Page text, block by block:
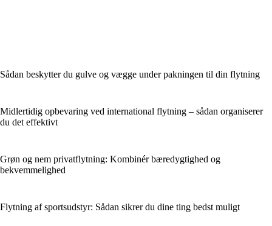
Sådan beskytter du gulve og vægge under pakningen til din flytning
Midlertidig opbevaring ved international flytning – sådan organiserer
du det effektivt
Grøn og nem privatflytning: Kombinér bæredygtighed og
bekvemmelighed
Flytning af sportsudstyr: Sådan sikrer du dine ting bedst muligt